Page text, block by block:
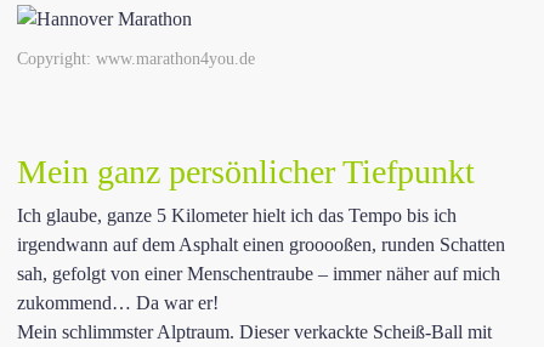
Copyright: www.marathon4you.de
Mein ganz persönlicher Tiefpunkt
Ich glaube, ganze 5 Kilometer hielt ich das Tempo bis ich
irgendwann auf dem Asphalt einen grooooßen, runden Schatten
sah, gefolgt von einer Menschentraube – immer näher auf mich
zukommend… Da war er!
Mein schlimmster Alptraum. Dieser verkackte Scheiß-Ball mit